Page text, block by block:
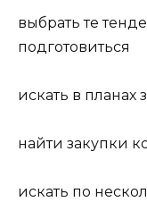
выбрать те
подготовиться
искать в планах
найти закупки
искать по